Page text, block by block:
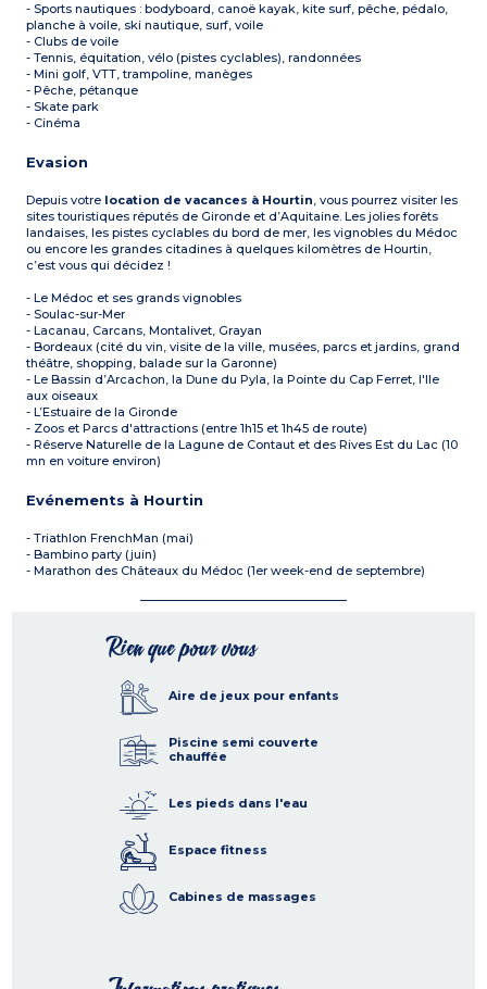
- Sports nautiques : bodyboard, canoë kayak, kite surf, pêche, pédalo,
planche à voile, ski nautique, surf, voile
- Clubs de voile
- Tennis, équitation, vélo (pistes cyclables), randonnées
- Mini golf, VTT, trampoline, manèges
- Pêche, pétanque
- Skate park
- Cinéma
Evasion
Depuis votre location de vacances à Hourtin, vous pourrez visiter les
sites touristiques réputés de Gironde et d’Aquitaine. Les jolies forêts
landaises, les pistes cyclables du bord de mer, les vignobles du Médoc
ou encore les grandes citadines à quelques kilomètres de Hourtin,
c’est vous qui décidez !
- Le Médoc et ses grands vignobles
- Soulac-sur-Mer
- Lacanau, Carcans, Montalivet, Grayan
- Bordeaux (cité du vin, visite de la ville, musées, parcs et jardins, grand
théâtre, shopping, balade sur la Garonne)
- Le Bassin d’Arcachon, la Dune du Pyla, la Pointe du Cap Ferret, l'Ile
aux oiseaux
- L’Estuaire de la Gironde
- Zoos et Parcs d'attractions (entre 1h15 et 1h45 de route)
- Réserve Naturelle de la Lagune de Contaut et des Rives Est du Lac (10
mn en voiture environ)
Evénements à Hourtin
- Triathlon FrenchMan (mai)
- Bambino party (juin)
- Marathon des Châteaux du Médoc (1er week-end de septembre)
Rien que pour vous
Aire de jeux pour enfants
Piscine semi couverte
chauffée
Les pieds dans l'eau
Espace fitness
Cabines de massages